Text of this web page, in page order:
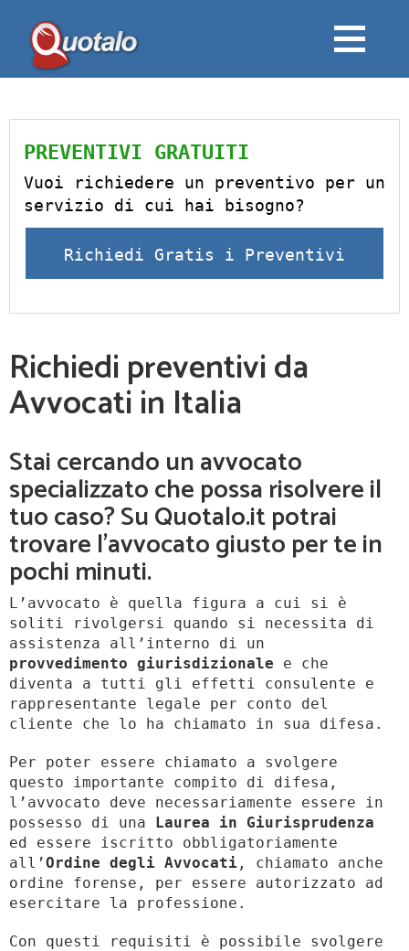
PREVENTIVI GRATUITI
Vuoi richiedere un preventivo per un
servizio di cui hai bisogno?
Richiedi Gratis i Preventivi
Richiedi preventivi da
Avvocati in Italia
Stai cercando un avvocato
specializzato che possa risolvere il
tuo caso? Su Quotalo.it potrai
trovare l’avvocato giusto per te in
pochi minuti.
L’avvocato è quella figura a cui si è
soliti rivolgersi quando si necessita di
assistenza all’interno di un
provvedimento giurisdizionale e che
diventa a tutti gli effetti consulente e
rappresentante legale per conto del
cliente che lo ha chiamato in sua difesa.
Per poter essere chiamato a svolgere
questo importante compito di difesa,
l’avvocato deve necessariamente essere in
possesso di una Laurea in Giurisprudenza
ed essere iscritto obbligatoriamente
all’Ordine degli Avvocati , chiamato anche
ordine forense, per essere autorizzato ad
esercitare la professione.
Con questi requisiti è possibile svolgere